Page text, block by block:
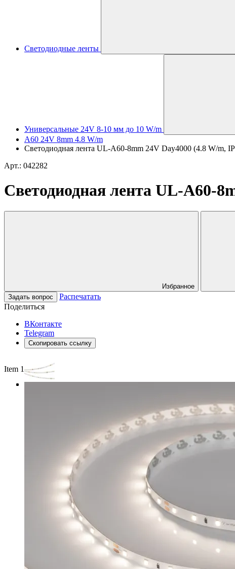
Светодиодные ленты
Универсальные 24V 8-10 мм до 10 W/m
A60 24V 8mm 4.8 W/m
Светодиодная лента UL-A60-8mm 24V Day4000 (4.8 W/m,
Арт.: 042282
Светодиодная лента UL-A60-
Избранное
Задать вопрос
Распечатать
Поделиться
ВКонтакте
Telegram
Скопировать ссылку
Item 1 of 3